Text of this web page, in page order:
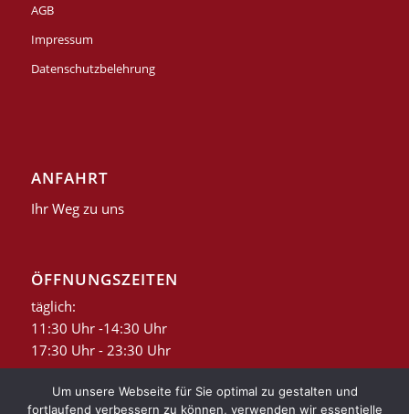
AGB
Impressum
Datenschutzbelehrung
ANFAHRT
Ihr Weg zu uns
ÖFFNUNGSZEITEN
täglich:
11:30 Uhr -14:30 Uhr
17:30 Uhr - 23:30 Uhr
Um unsere Webseite für Sie optimal zu gestalten und
fortlaufend verbessern zu können, verwenden wir essentielle